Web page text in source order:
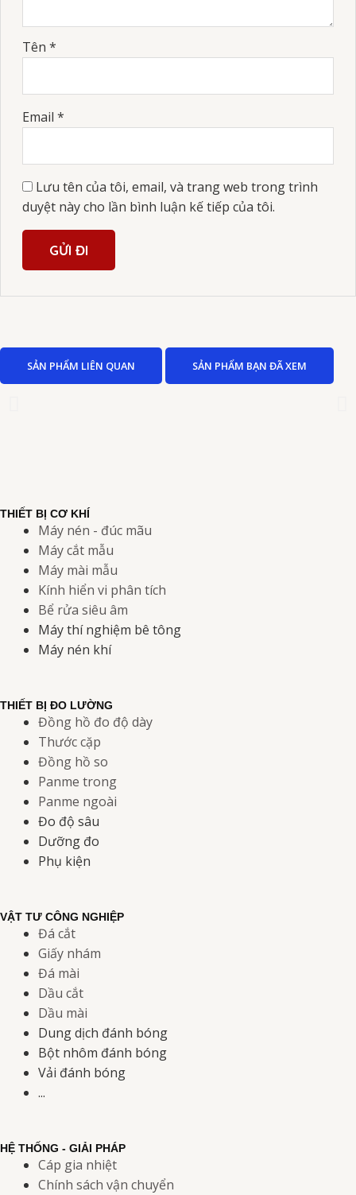
Tên *
Email *
Lưu tên của tôi, email, và trang web trong trình
duyệt này cho lần bình luận kế tiếp của tôi.
SẢN PHẨM LIÊN QUAN SẢN PHẨM BẠN ĐÃ XEM
THIẾT BỊ CƠ KHÍ
Máy nén - đúc mãu
Máy cắt mẫu
Máy mài mẫu
Kính hiển vi phân tích
Bể rửa siêu âm
Máy thí nghiệm bê tông
Máy nén khí
THIẾT BỊ ĐO LƯỜNG
Đồng hồ đo độ dày
Thước cặp
Đồng hồ so
Panme trong
Panme ngoài
Đo độ sâu
Dưỡng đo
Phụ kiện
VẬT TƯ CÔNG NGHIỆP
Đá cắt
Giấy nhám
Đá mài
Dầu cắt
Dầu mài
Dung dịch đánh bóng
Bột nhôm đánh bóng
Vải đánh bóng
...
HỆ THỐNG - GIẢI PHÁP
Cáp gia nhiệt
Chính sách vận chuyển